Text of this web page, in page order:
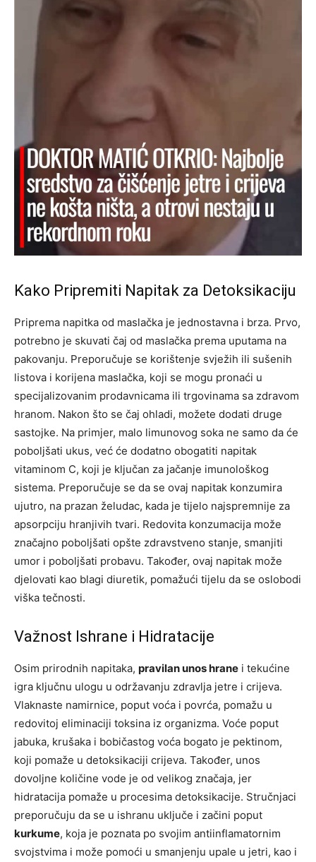
Kako Pripremiti Napitak za Detoksikaciju
Priprema napitka od maslačka je jednostavna i brza. Prvo,
potrebno je skuvati čaj od maslačka prema uputama na
pakovanju. Preporučuje se korištenje svježih ili sušenih
listova i korijena maslačka, koji se mogu pronaći u
specijalizovanim prodavnicama ili trgovinama sa zdravom
hranom. Nakon što se čaj ohladi, možete dodati druge
sastojke. Na primjer, malo limunovog soka ne samo da će
poboljšati ukus, već će dodatno obogatiti napitak
vitaminom C, koji je ključan za jačanje imunološkog
sistema. Preporučuje se da se ovaj napitak konzumira
ujutro, na prazan želudac, kada je tijelo najspremnije za
apsorpciju hranjivih tvari. Redovita konzumacija može
značajno poboljšati opšte zdravstveno stanje, smanjiti
umor i poboljšati probavu. Također, ovaj napitak može
djelovati kao blagi diuretik, pomažući tijelu da se oslobodi
viška tečnosti.
Važnost Ishrane i Hidratacije
Osim prirodnih napitaka, pravilan unos hrane i tekućine
igra ključnu ulogu u održavanju zdravlja jetre i crijeva.
Vlaknaste namirnice, poput voća i povrća, pomažu u
redovitoj eliminaciji toksina iz organizma. Voće poput
jabuka, krušaka i bobičastog voća bogato je pektinom,
koji pomaže u detoksikaciji crijeva. Također, unos
dovoljne količine vode je od velikog značaja, jer
hidratacija pomaže u procesima detoksikacije. Stručnjaci
preporučuju da se u ishranu uključe i začini poput
kurkume, koja je poznata po svojim antiinflamatornim
svojstvima i može pomoći u smanjenju upale u jetri, kao i